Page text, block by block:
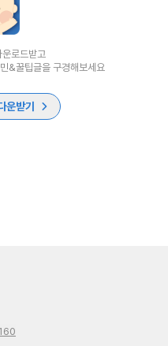
운로드받고
&꿀팁글을 구경해보세요
운받기